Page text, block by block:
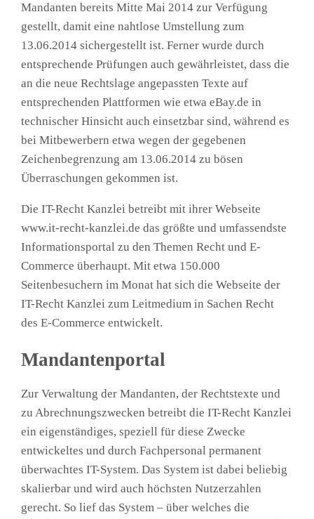
Mandanten bereits Mitte Mai 2014 zur Verfügung
gestellt, damit eine nahtlose Umstellung zum
13.06.2014 sichergestellt ist. Ferner wurde durch
entsprechende Prüfungen auch gewährleistet, dass die
an die neue Rechtslage angepassten Texte auf
entsprechenden Plattformen wie etwa eBay.de in
technischer Hinsicht auch einsetzbar sind, während es
bei Mitbewerbern etwa wegen der gegebenen
Zeichenbegrenzung am 13.06.2014 zu bösen
Überraschungen gekommen ist.
Die IT-Recht Kanzlei betreibt mit ihrer Webseite
www.it-recht-kanzlei.de das größte und umfassendste
Informationsportal zu den Themen Recht und E-
Commerce überhaupt. Mit etwa 150.000
Seitenbesuchern im Monat hat sich die Webseite der
IT-Recht Kanzlei zum Leitmedium in Sachen Recht
des E-Commerce entwickelt.
Mandantenportal
Zur Verwaltung der Mandanten, der Rechtstexte und
zu Abrechnungszwecken betreibt die IT-Recht Kanzlei
ein eigenständiges, speziell für diese Zwecke
entwickeltes und durch Fachpersonal permanent
überwachtes IT-System. Das System ist dabei beliebig
skalierbar und wird auch höchsten Nutzerzahlen
gerecht. So lief das System – über welches die